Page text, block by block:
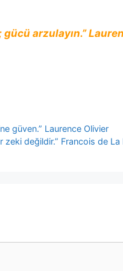
gücü arzulayın.”
güven.” Laurence Olivier
zeki değildir.” Francois de